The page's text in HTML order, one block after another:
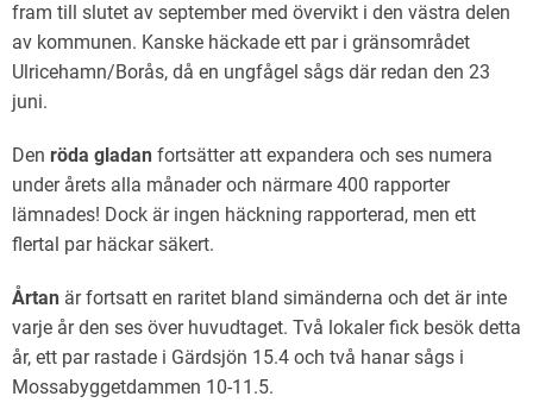
fram till slutet av september med övervikt i den västra delen
av kommunen. Kanske häckade ett par i gränsområdet
Ulricehamn/Borås, då en ungfågel sågs där redan den 23
juni.
Den röda gladan fortsätter att expandera och ses numera
under årets alla månader och närmare 400 rapporter
lämnades! Dock är ingen häckning rapporterad, men ett
flertal par häckar säkert.
Årtan är fortsatt en raritet bland simänderna och det är inte
varje år den ses över huvudtaget. Två lokaler fick besök detta
år, ett par rastade i Gärdsjön 15.4 och två hanar sågs i
Mossabyggetdammen 10-11.5.